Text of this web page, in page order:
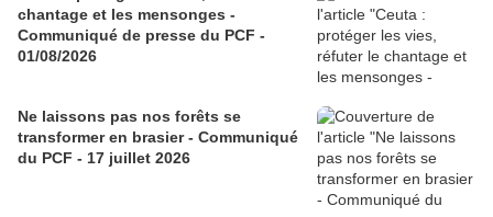
chantage et les mensonges -
Communiqué de presse du PCF -
01/08/2026
Ne laissons pas nos forêts se
transformer en brasier - Communiqué
du PCF - 17 juillet 2026